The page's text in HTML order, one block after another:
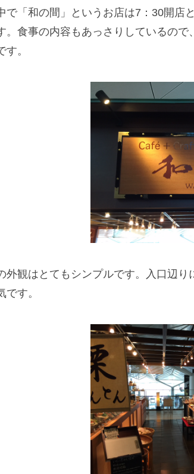
で「和の間」というお店は7：30開店
。食事の内容もあっさりしているの
す。
外観はとてもシンプルです。入口辺
です。